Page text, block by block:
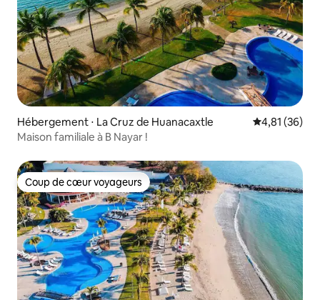
Hébergement ⋅ La Cruz de Huanacaxtle Évaluation
4,81 (36)
Maison familiale à B Nayar !
Coup de cœur voyageurs
Coup de cœur voyageurs